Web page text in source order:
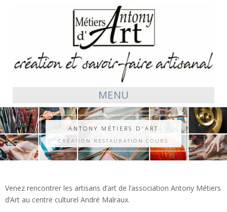
MENU
ANTONY MÉTIERS D'ART
CRÉATION RESTAURATION COURS
Venez rencontrer les artisans d’art de l’association Antony Métiers
d’Art au centre culturel André Malraux.